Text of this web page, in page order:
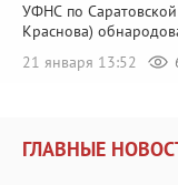
УФНС по
Краснова)
21 января 13:52
ГЛАВНЫЕ